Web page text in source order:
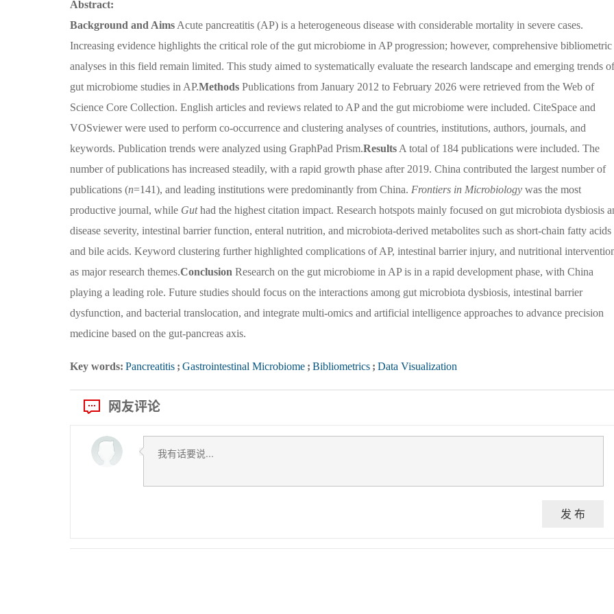
Abstract:
Background and Aims Acute pancreatitis (AP) is a heterogeneous disease with considerable mortality in severe cases.
Increasing evidence highlights the critical role of the gut microbiome in AP progression; however, comprehensive bibliometric
analyses in this field remain limited. This study aimed to systematically evaluate the research landscape and emerging trends of
gut microbiome studies in AP.Methods Publications from January 2012 to February 2026 were retrieved from the Web of
Science Core Collection. English articles and reviews related to AP and the gut microbiome were included. CiteSpace and
VOSviewer were used to perform co-occurrence and clustering analyses of countries, institutions, authors, journals, and
keywords. Publication trends were analyzed using GraphPad Prism.Results A total of 184 publications were included. The
number of publications has increased steadily, with a rapid growth phase after 2019. China contributed the largest number of
publications (n=141), and leading institutions were predominantly from China. Frontiers in Microbiology was the most
productive journal, while Guthad the highest citation impact. Research hotspots mainly focused on gut microbiota dysbiosis
disease severity, intestinal barrier function, enteral nutrition, and microbiota-derived metabolites such as short-chain fatty acids
and bile acids. Keyword clustering further highlighted complications of AP, intestinal barrier injury, and nutritional
as major research themes.Conclusion Research on the gut microbiome in AP is in a rapid development phase, with China
playing a leading role. Future studies should focus on the interactions among gut microbiota dysbiosis, intestinal barrier
dysfunction, and bacterial translocation, and integrate multi-omics and artificial intelligence approaches to advance precision
medicine based on the gut-pancreas axis.
Key words: Pancreatitis ; Gastrointestinal Microbiome ; Bibliometrics ; Data Visualization
网友评论
发 布